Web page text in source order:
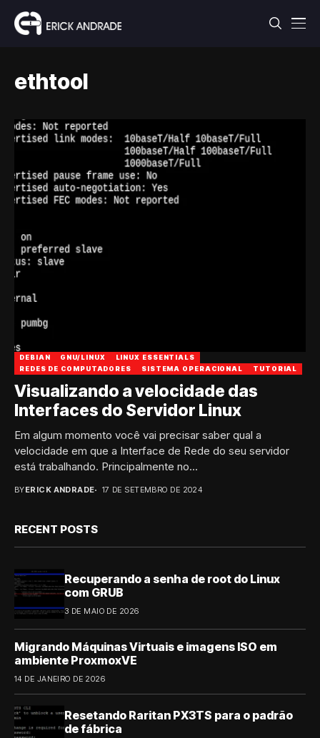
ethtool
DEBIAN GNU/LINUX
LINUX ESSENTIALS
REDES DE COMPUTADORES
SISTEMA OPERACIONAL TUTORIAL
Visualizando a velocidade das
Interfaces do Servidor Linux
Em algum momento você vai precisar saber qual a
velocidade em que a Interface de Rede do seu servidor
está trabalhando. Principalmente no...
BYERICK ANDRADE 17 DE SETEMBRO DE 2024
RECENT POSTS
Recuperando a senha de root do Linux
com GRUB
3 DE MAIO DE 2026
Migrando Máquinas Virtuais e imagens ISO em
ambiente ProxmoxVE
14 DE JANEIRO DE 2026
Resetando Raritan PX3TS para o padrão
de fábrica